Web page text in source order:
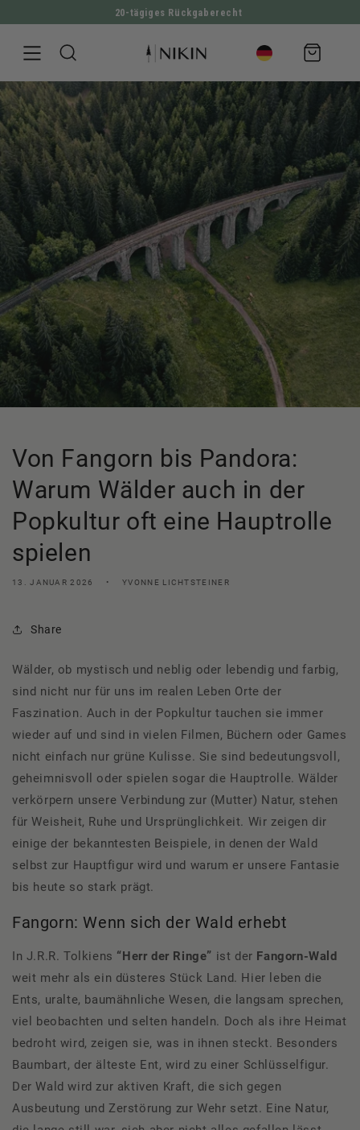
DIREKT ZUM INHALT
2'819'219 Bäume gepflanzt
Warenkorb
Von Fangorn bis Pandora:
Warum Wälder auch in der
Popkultur oft eine Hauptrolle
spielen
13. JANUAR 2026 YVONNE LICHTSTEINER
Share
Wälder, ob mystisch und neblig oder lebendig und farbig,
sind nicht nur für uns im realen Leben Orte der
Faszination. Auch in der Popkultur tauchen sie immer
wieder auf und sind in vielen Filmen, Büchern oder Games
nicht einfach nur grüne Kulisse. Sie sind bedeutungsvoll,
geheimnisvoll oder spielen sogar die Hauptrolle. Wälder
verkörpern unsere Verbindung zur (Mutter) Natur, stehen
für Weisheit, Ruhe und Ursprünglichkeit. Wir zeigen dir
einige der bekanntesten Beispiele, in denen der Wald
selbst zur Hauptfigur wird und warum er unsere Fantasie
bis heute so stark prägt.
Fangorn: Wenn sich der Wald erhebt
In J.R.R. Tolkiens “Herr der Ringe” ist der Fangorn-Wald
weit mehr als ein düsteres Stück Land. Hier leben die
Ents, uralte, baumähnliche Wesen, die langsam sprechen,
viel beobachten und selten handeln. Doch als ihre Heimat
bedroht wird, zeigen sie, was in ihnen steckt. Besonders
Baumbart, der älteste Ent, wird zu einer Schlüsselfigur.
Der Wald wird zur aktiven Kraft, die sich gegen
Ausbeutung und Zerstörung zur Wehr setzt. Eine Natur,